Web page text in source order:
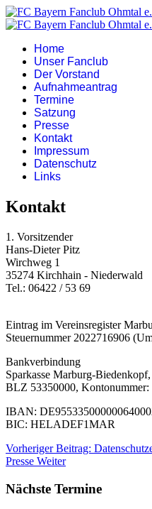
Home
Unser Fanclub
Der Vorstand
Aufnahmeantrag
Termine
Satzung
Presse
Kontakt
Impressum
Datenschutz
Links
Kontakt
1. Vorsitzender
Hans-Dieter Pitz
Wirchweg 1
35274 Kirchhain - Niederwald
Tel.: 06422 / 53 69
Eintrag im Vereinsregister
Steuernummer 2022716906
Bankverbindung
Sparkasse Marburg-Biedenkopf,
BLZ 53350000, Kontonummer:
IBAN:
BIC: HELADEF1MAR
Vorheriger Beitrag:
Presse Weiter
Nächste Termine